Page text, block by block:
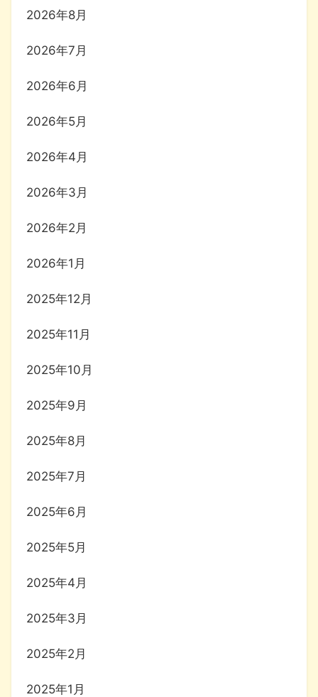
2026年8月
2026年7月
2026年6月
2026年5月
2026年4月
2026年3月
2026年2月
2026年1月
2025年12月
2025年11月
2025年10月
2025年9月
2025年8月
2025年7月
2025年6月
2025年5月
2025年4月
2025年3月
2025年2月
2025年1月